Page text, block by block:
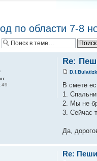
по области 7-8
Re:
В смете
1.
2. Мы не
3. Сейчас
Да,
Re: